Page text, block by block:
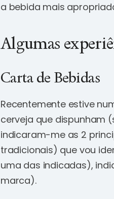
a bebida mais
Algumas
Carta de Bebidas
Recentemente estive
cerveja que dispunham
indicaram-me as 2
tradicionais) que vou
uma das indicadas),
marca).